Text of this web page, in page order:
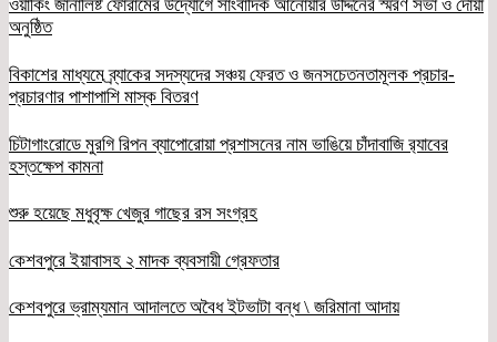
ওয়ার্কিং জার্নালিষ্ট ফোরামের উদ্যোগে সাংবাদিক আনোয়ার উদ্দিনের স্মরণ সভা ও দোয়া
অনুষ্ঠিত
বিকাশের মাধ্যমে ব্র্যাকের সদস্যদের সঞ্চয় ফেরত ও জনসচেতনতামূলক প্রচার-
প্রচারণার পাশাপাশি মাস্ক বিতরণ
চিটাগাংরোডে মুরগি রিপন ব্যাপোরোয়া প্রশাসনের নাম ভাঙিয়ে চাঁদাবাজি র‌্যাবের
হস্তক্ষেপ কামনা
শুরু হয়েছে মধুবৃক্ষ খেজুর গাছের রস সংগ্রহ
কেশবপুরে ইয়াবাসহ ২ মাদক ব্যবসায়ী গ্রেফতার
কেশবপুরে ভ্রাম্যমান আদালতে অবৈধ ইটভাটা বন্ধ \ জরিমানা আদায়